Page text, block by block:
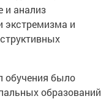
и анализ
экстремизма и
обучения было
образований